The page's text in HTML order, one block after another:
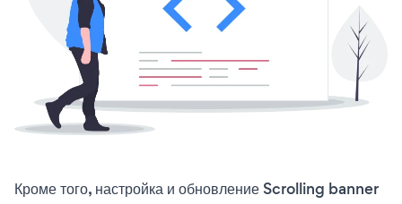
Кроме того, настройка и обновление Scrolling banner